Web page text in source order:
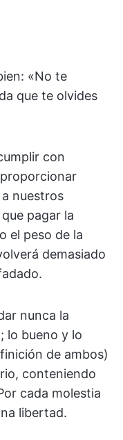
«No te
que te olvides
con
nuestros
pagar la
el peso de la
demasiado
nunca la
lo bueno y lo
de ambos)
conteniendo
cada molestia
libertad.